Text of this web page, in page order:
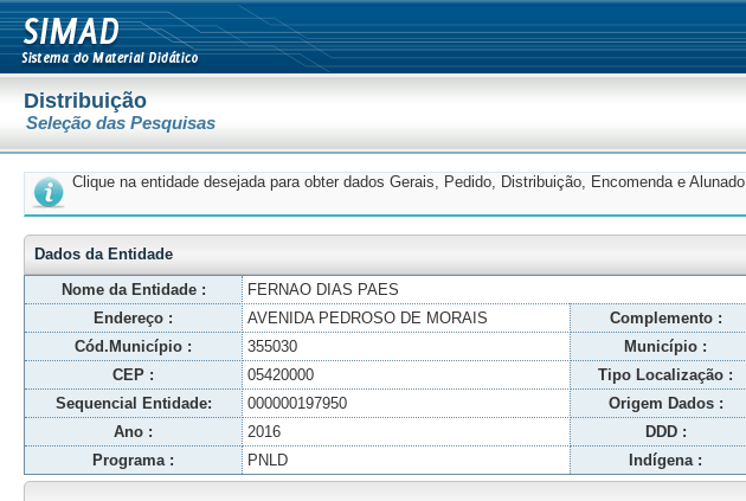
Distribuição
Seleção das Pesquisas
Clique na entidade desejada para obter dados Gerais, Pedido, Distribuição, Encomenda e Alunado
Dados da Entidade
Nome da Entidade :
FERNAO DIAS PAES
Endereço :
AVENIDA PEDROSO DE MORAIS Complemento :
Cód.Município :
355030 Município :
CEP :
05420000 Tipo Localização :
Sequencial Entidade:
000000197950 Origem Dados :
Ano :
2016 DDD :
Programa :
PNLD Indígena :